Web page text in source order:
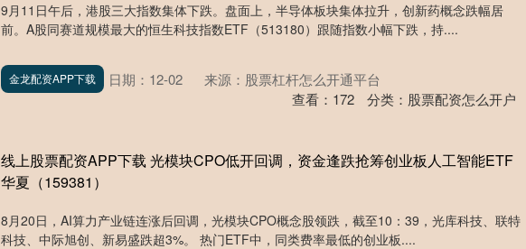
9月11日午后，港股三大指数集体下跌。盘面上，半导体板块集体拉升，创新药概念跌幅居
前。A股同赛道规模最大的恒生科技指数ETF（513180）跟随指数小幅下跌，持....
金龙配资APP下载 日期：12-02
来源：股票杠杆怎么开通平台
查看： 172 分类： 股票配资怎么开户
线上股票配资APP下载 光模块CPO低开回调，资金逢跌抢筹创业板人工智能ETF
华夏（159381）
8月20日，AI算力产业链连涨后回调，光模块CPO概念股领跌，截至10：39，光库科技、联特
科技、中际旭创、新易盛跌超3%。 热门ETF中，同类费率最低的创业板....